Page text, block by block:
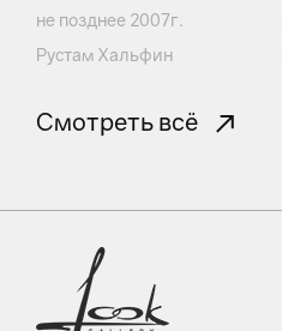
не позднее 2007г.
Рустам Хальфин
Смотреть всё